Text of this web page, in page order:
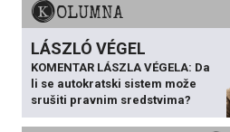
KOLUMNA
LÁSZLÓ VÉGEL
KOMENTAR LÁSZLA VÉGELA: Da
li se autokratski sistem može
srušiti pravnim sredstvima?